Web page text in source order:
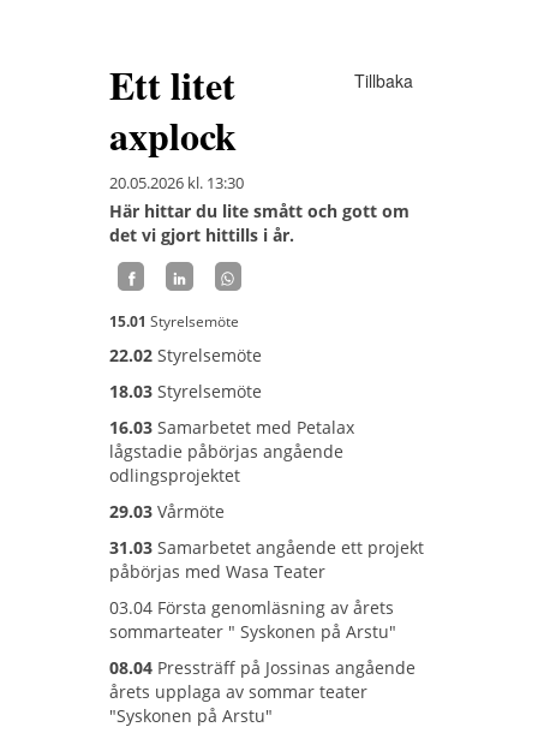
Tillbaka
Ett litet
axplock
20.05.2026 kl. 13:30
Här hittar du lite smått och gott om
det vi gjort hittills i år.
15.01 Styrelsemöte
22.02Styrelsemöte
18.03 Styrelsemöte
16.03Samarbetet med Petalax
lågstadie påbörjas angående
odlingsprojektet
29.03Vårmöte
31.03 Samarbetet angående ett projekt
påbörjas med Wasa Teater
03.04 Första genomläsning av årets
sommarteater " Syskonen på Arstu"
08.04Pressträff på Jossinas angående
årets upplaga av sommar teater
"Syskonen på Arstu"